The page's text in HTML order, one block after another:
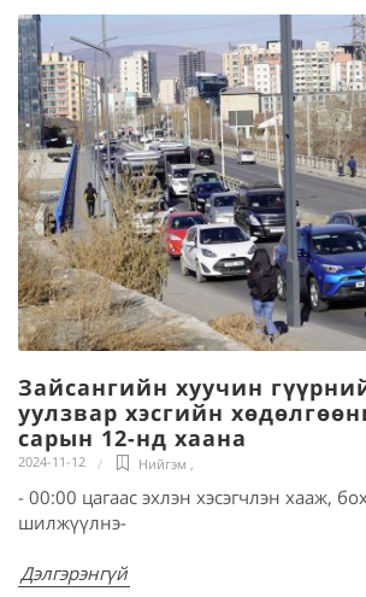
Зайсангийн хуучин
уулзвар хэсгийн
сарын 12-нд хаана
2024-11-12 Нийгэм ,
- 00:00 цагаас эхлэн хэсэгчлэн хааж,
шилжүүлнэ-
Дэлгэрэнгүй